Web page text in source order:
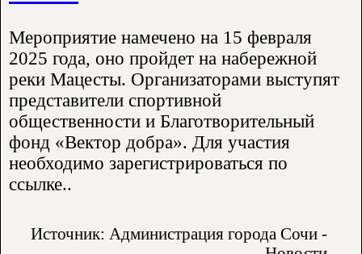
Мероприятие намечено на 15 февраля
2025 года, оно пройдет на набережной
реки Мацесты. Организаторами выступят
представители спортивной
общественности и Благотворительный
фонд «Вектор добра». Для участия
необходимо зарегистрироваться по
ссылке..
Источник: Администрация города Сочи -